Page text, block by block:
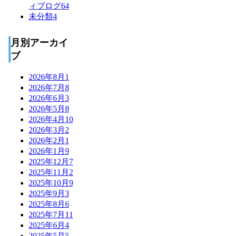
ィブログ64
未分類4
月別アーカイ
ブ
2026年8月 1
2026年7月 8
2026年6月 3
2026年5月 8
2026年4月 10
2026年3月 2
2026年2月 1
2026年1月 9
2025年12月 7
2025年11月 2
2025年10月 9
2025年9月 3
2025年8月 6
2025年7月 11
2025年6月 4